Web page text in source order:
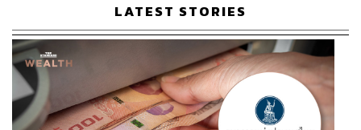
LATEST STORIES